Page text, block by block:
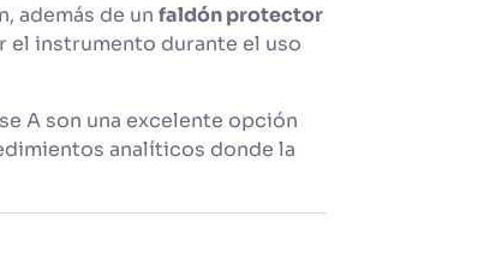
además de un faldón protector
el instrumento durante el uso
A son una excelente opción
analíticos donde la